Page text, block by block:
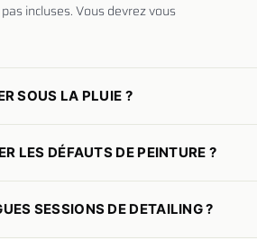
incluses. Vous devrez vous
SOUS LA PLUIE ?
LES DÉFAUTS DE PEINTURE ?
SESSIONS DE DETAILING ?